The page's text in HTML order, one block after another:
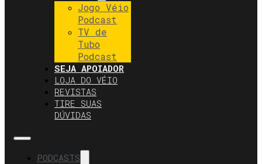
Jogo Véio
Podcast
TV de
Tubo
Podcast
SEJA APOIADOR
LOJA DO VÉIO
REVISTAS
TIRE SUAS
DÚVIDAS
PODCASTS